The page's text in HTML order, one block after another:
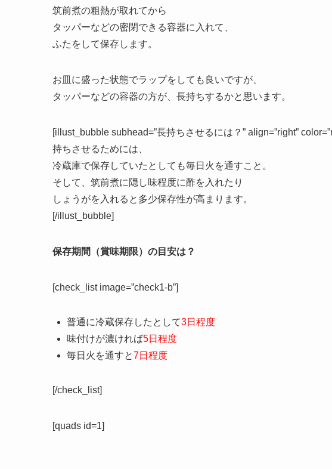
筑前煮の粗熱が取れてから
タッパーなどの密閉できる容器に入れて、
ふたをして保存します。
お皿に盛った状態でラップをしても良いですが、
タッパーなどの容器の方が、長持ちするかと思います。
[illust_bubble subhead=”長持ちさせるには？” align=”right”
持ちさせるためには、
冷蔵庫で保存していたとしても毎日火を通すこと。
そして、筑前煮に隠し味程度に酢を入れたり
しょうがを入れると多少保存性が高まります。
[/illust_bubble]
保存期間（賞味期限）の目安は？
[check_list image=”check1-b”]
普通に冷蔵保存したとして3日程度
味付けが濃ければ5日程度
毎日火を通すと7日程度
[/check_list]
[quads id=1]